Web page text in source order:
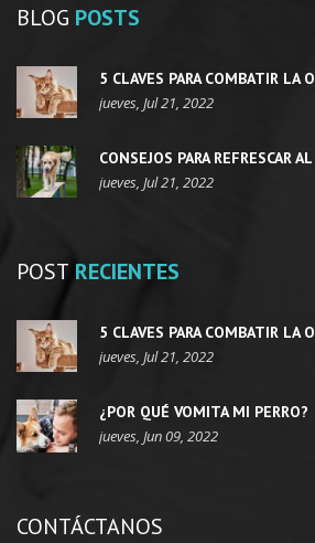
BLOG POSTS
5 CLAVES PARA COMBATIR LA
jueves, Jul 21, 2022
CONSEJOS PARA REFRESCAR
jueves, Jul 21, 2022
POST RECIENTES
5 CLAVES PARA COMBATIR LA
jueves, Jul 21, 2022
¿POR QUÉ VOMITA MI PERRO?
jueves, Jun 09, 2022
CONTÁCTANOS